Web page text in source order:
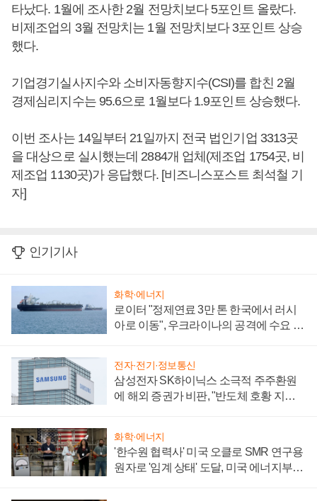
타났다. 1월에 조사한 2월 전망치보다 5포인트 올랐다.
비제조업의 3월 전망치는 1월 전망치보다 3포인트 상승
했다.
기업경기실사지수와 소비자동향지수(CSI)를 합친 2월
경제심리지수는 95.6으로 1월보다 1.9포인트 상승했다.
이번 조사는 14일부터 21일까지 전국 법인기업 3313곳
을 대상으로 실시했는데 2884개 업체(제조업 1754곳, 비
제조업 1130곳)가 응답했다. [비즈니스포스트 최석철 기
자]
인기기사
화학·에너지
로이터 "정제연료 3만 톤 한국에서 러시
아로 이동", 우크라이나의 공격에 수요 늘
전자·전기·정보통신
삼성전자 SK하이닉스 소극적 주주환원
에 해외 증권가 비판, "반도체 호황 지속
화학·에너지
'한수원 협력사' 미국 오클로 SMR 연구용
원자로 '임계 상태' 도달, 미국 에너지부